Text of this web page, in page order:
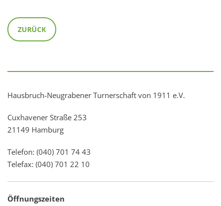
ZURÜCK
Hausbruch-Neugrabener Turnerschaft von 1911 e.V.
Cuxhavener Straße 253
21149 Hamburg
Telefon: (040) 701 74 43
Telefax: (040) 701 22 10
Öffnungszeiten